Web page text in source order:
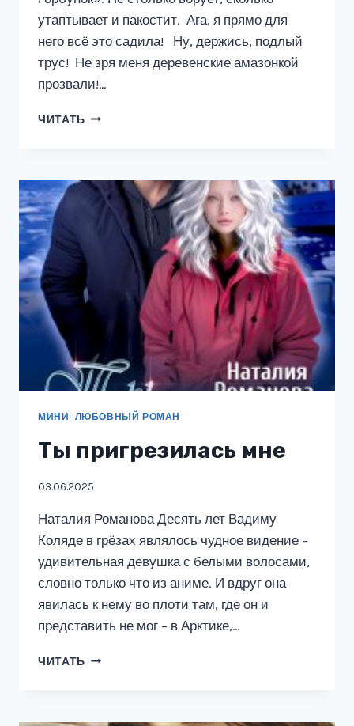
утаптывает и пакостит. Ага, я прямо для
него всё это садила! Ну, держись, подлый
трус! Не зря меня деревенские амазонкой
прозвали!…
ЧИТАТЬ ПЕРЕПОЛОХ
КТО
УКРАЛ
МОИ
ДЫНЬКИ
МИНИ: ЛЮБОВНЫЙ РОМАН
Ты пригрезилась мне
03.06.2025
Наталия Романова Десять лет Вадиму
Коляде в грёзах являлось чудное видение –
удивительная девушка с белыми волосами,
словно только что из аниме. И вдруг она
явилась к нему во плоти там, где он и
представить не мог – в Арктике,…
ЧИТАТЬ ТЫ